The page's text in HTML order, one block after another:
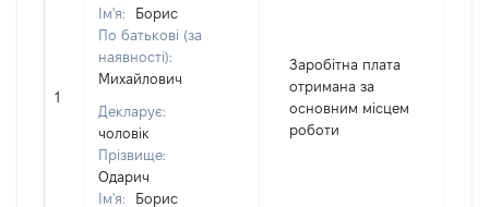
1
Ім'я:
Борис
По батькові (за
наявності):
Михайлович
Декларує:
чоловік
Прізвище:
Одарич
Ім'я:
Борис
Заробітна плата
отримана за
основним місцем
роботи